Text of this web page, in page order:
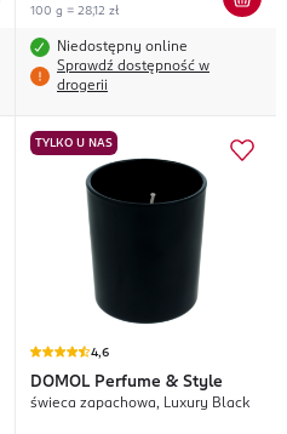
100 g = 28,12 zł
Niedostępny online
Sprawdź dostępność w
drogerii
TYLKO U NAS
4,6
DOMOL Perfume & Style
świeca zapachowa, Luxury Black